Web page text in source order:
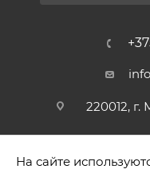
220012, г.
На сайте